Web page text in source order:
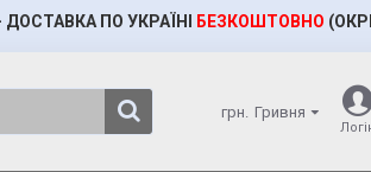
ДОСТАВКА ПО УКРАЇНІ БЕЗКОШТОВНО
грн. Гривня